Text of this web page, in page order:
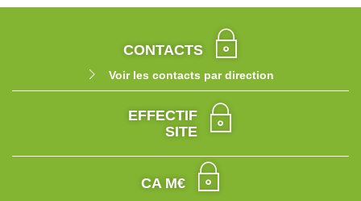
CONTACTS
Voir les contacts par direction
EFFECTIF
SITE
CA M€